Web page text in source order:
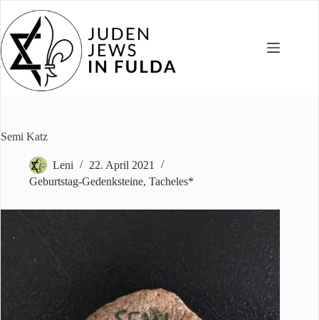
Inhalt
springen
Semi Katz
Leni
22. April 2021
Geburtstag-Gedenksteine, Tacheles*